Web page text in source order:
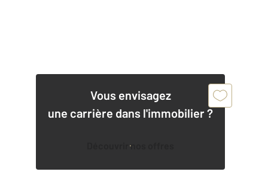
Vous envisagez
une carrière dans l'immobilier ?
Découvrir nos offres